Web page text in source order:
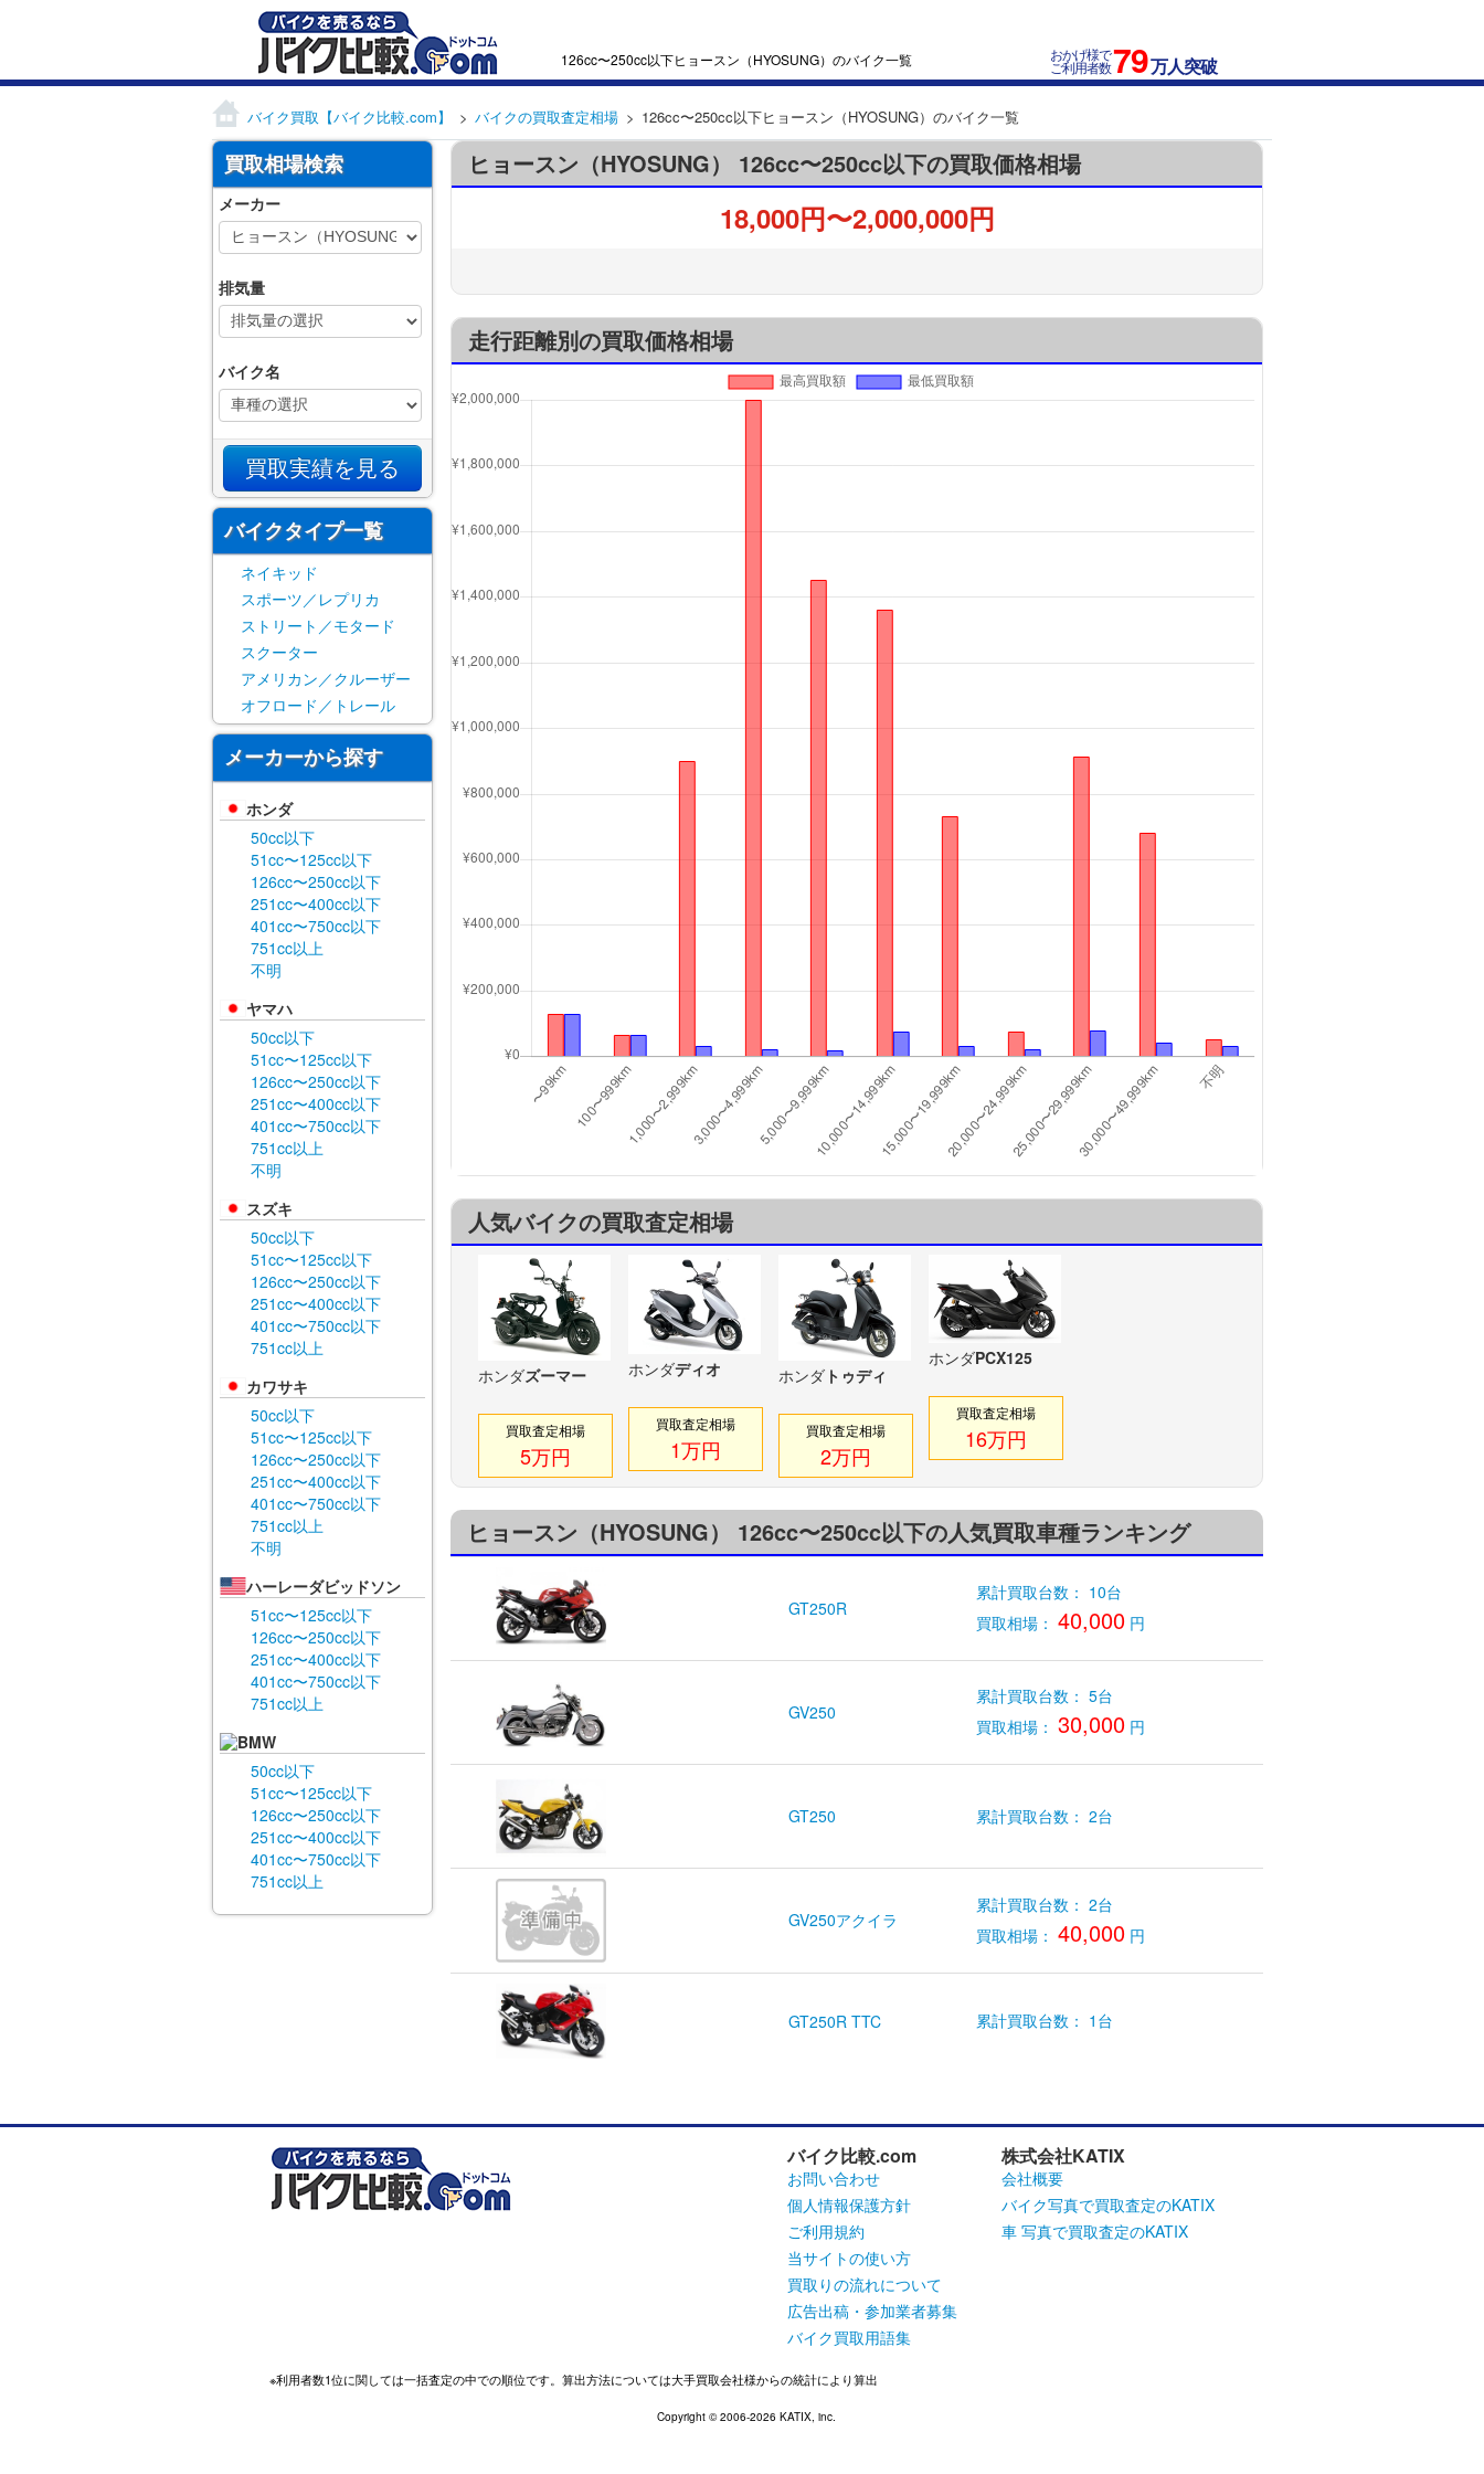
126cc〜250cc以下ヒョースン（HYOSUNG）のバイク一覧 おかげ様で
ご利用者数79万人突破
バイク買取【バイク比較.com】 バイクの買取査定相場 126cc〜250cc以下ヒョースン（HYOSUNG）のバイク一覧
ヒョースン（HYOSUNG） 126cc〜250cc以下の買取価格相場
18,000円〜2,000,000円
走行距離別の買取価格相場
人気バイクの買取査定相場
ホンダズーマー
買取査定相場
5万円
ホンダディオ
買取査定相場
1万円
ホンダ トゥディ
買取査定相場
2万円
ホンダPCX125
買取査定相場
16万円
ヒョースン（HYOSUNG） 126cc〜250cc以下の人気買取車種ランキング
GT250R
累計買取台数： 10台
買取相場： 40,000 円
GV250
累計買取台数： 5台
買取相場： 30,000 円
GT250 累計買取台数： 2台
GV250アクイラ
累計買取台数： 2台
買取相場： 40,000 円
GT250R TTC 累計買取台数： 1台
買取相場検索
メーカー
排気量
バイク名
バイクタイプ一覧
ネイキッド
スポーツ／レプリカ
ストリート／モタード
スクーター
アメリカン／クルーザー
オフロード／トレール
メーカーから探す
ホンダ
50cc以下
51cc〜125cc以下
126cc〜250cc以下
251cc〜400cc以下
401cc〜750cc以下
751cc以上
不明
ヤマハ
50cc以下
51cc〜125cc以下
126cc〜250cc以下
251cc〜400cc以下
401cc〜750cc以下
751cc以上
不明
スズキ
50cc以下
51cc〜125cc以下
126cc〜250cc以下
251cc〜400cc以下
401cc〜750cc以下
751cc以上
カワサキ
50cc以下
51cc〜125cc以下
126cc〜250cc以下
251cc〜400cc以下
401cc〜750cc以下
751cc以上
不明
ハーレーダビッドソン
51cc〜125cc以下
126cc〜250cc以下
251cc〜400cc以下
401cc〜750cc以下
751cc以上
BMW
50cc以下
51cc〜125cc以下
126cc〜250cc以下
251cc〜400cc以下
401cc〜750cc以下
751cc以上
バイク比較.com
お問い合わせ
個人情報保護方針
ご利用規約
当サイトの使い方
買取りの流れについて
広告出稿・参加業者募集
バイク買取用語集
株式会社KATIX
会社概要
バイク写真で買取査定のKATIX
車 写真で買取査定のKATIX
※利用者数1位に関しては一括査定の中での順位です。算出方法については大手買取会社様からの統計により算出
Copyright ©2006-2026 KATIX, inc.